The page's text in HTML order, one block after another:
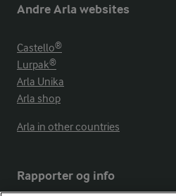
Andre Arla websites
Castello®
Lurpak®
Arla Unika
Arla shop
Arla in other countries
Rapporter og info